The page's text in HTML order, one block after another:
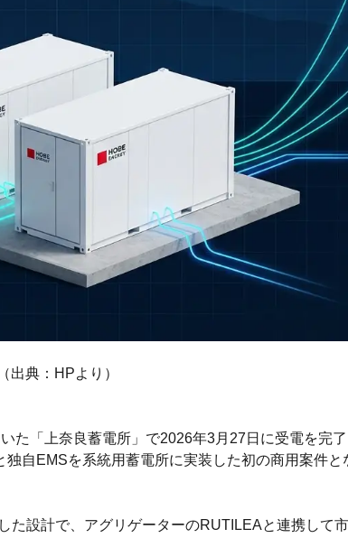
（出典：HPより）
「上奈良蓄電所」で2026年3月27日に受電を完
自EMSを系統用蓄電所に実装した初の商用案件
た設計で、アグリゲーターのRUTILEAと連携して